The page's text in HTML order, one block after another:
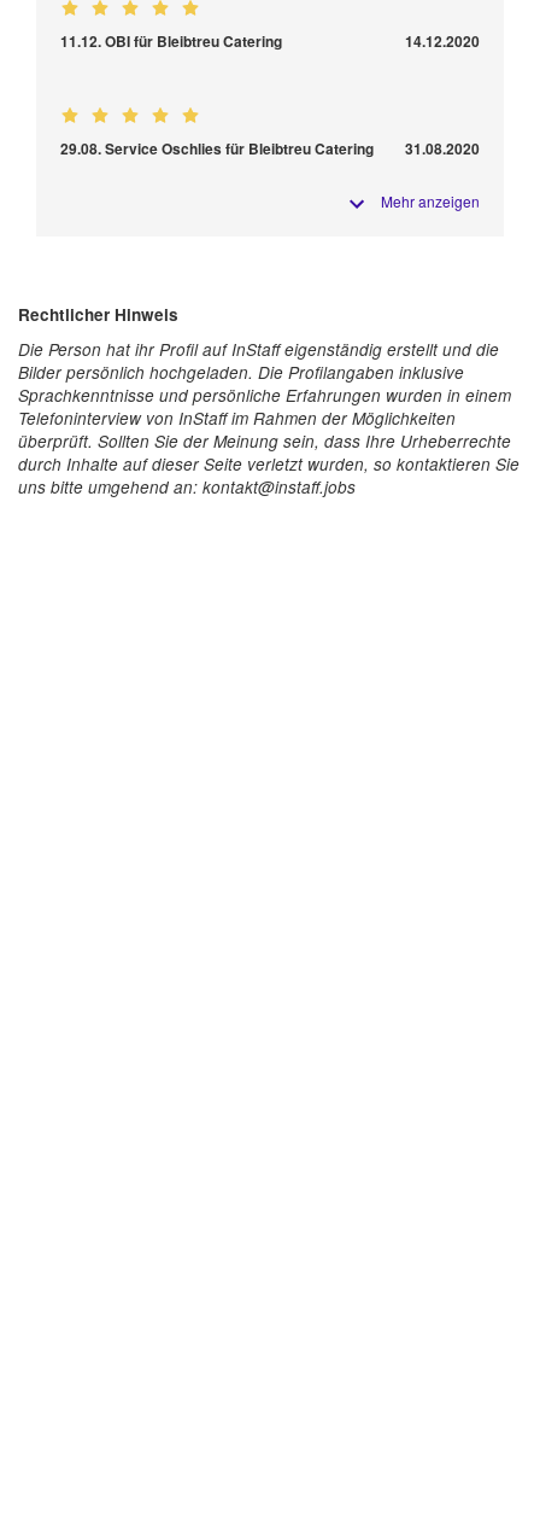
11.12. OBI für Bleibtreu Catering 14.12.2020
29.08. Service Oschlies für Bleibtreu Catering 31.08.2020
Mehr anzeigen
Rechtlicher Hinweis
Die Person hat ihr Profil auf InStaff eigenständig erstellt und die
Bilder persönlich hochgeladen. Die Profilangaben inklusive
Sprachkenntnisse und persönliche Erfahrungen wurden in einem
Telefoninterview von InStaff im Rahmen der Möglichkeiten
überprüft. Sollten Sie der Meinung sein, dass Ihre Urheberrechte
durch Inhalte auf dieser Seite verletzt wurden, so kontaktieren Sie
uns bitte umgehend an: kontakt@instaff.jobs